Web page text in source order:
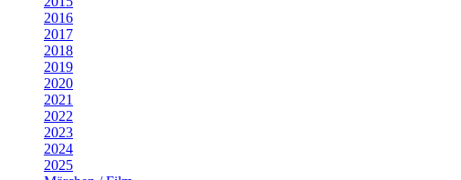
2016
2017
2018
2019
2020
2021
2022
2023
2024
2025